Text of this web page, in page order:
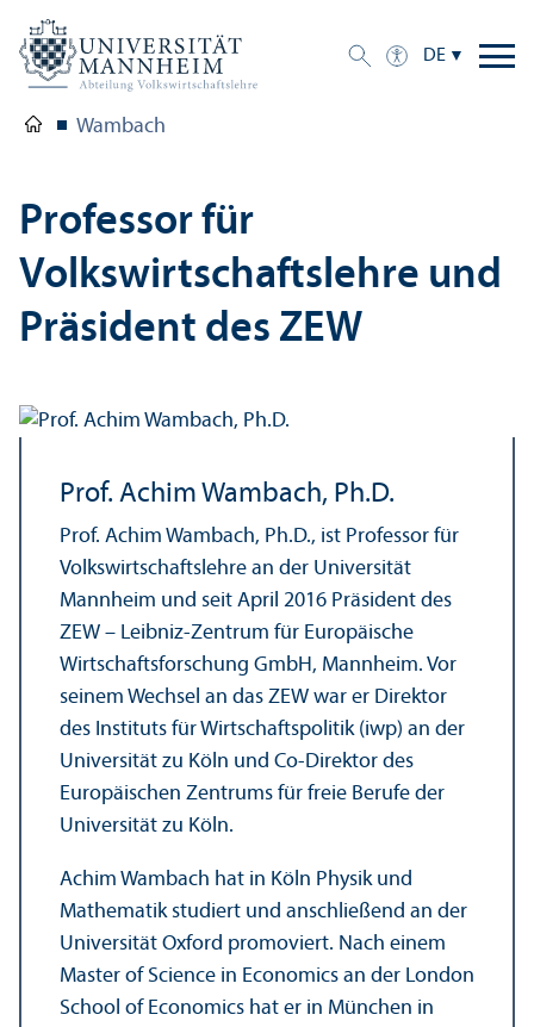
DE
Wambach
Professor für
Volkswirtschafts­lehre und
Präsident des ZEW
Prof. Achim Wambach, Ph.D.
Prof. Achim Wambach, Ph.D., ist Professor für
Volkswirtschafts­lehre an der Universität
Mannheim und seit April 2016 Präsident des
ZEW – Leibniz-Zentrum für Europäische
Wirtschafts­forschung GmbH, Mannheim. Vor
seinem Wechsel an das ZEW war er Direktor
des Instituts für Wirtschafts­politik (iwp) an der
Universität zu Köln und Co-Direktor des
Europäischen Zentrums für freie Berufe der
Universität zu Köln.
Achim Wambach hat in Köln Physik und
Mathematik studiert und anschließend an der
Universität Oxford promoviert. Nach einem
Master of Science in Economics an der London
School of Economics hat er in München in